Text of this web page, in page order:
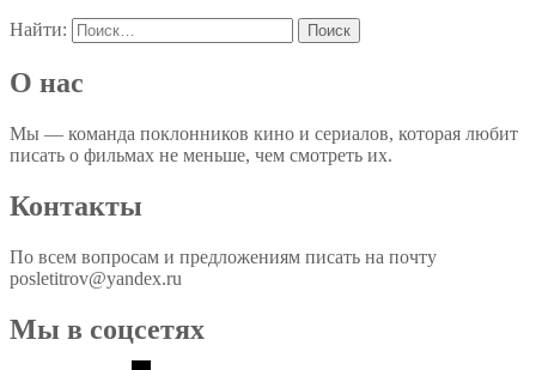
Найти:
О нас
Мы — команда поклонников кино и сериалов, которая любит
писать о фильмах не меньше, чем смотреть их.
Контакты
По всем вопросам и предложениям писать на почту
posletitrov@yandex.ru
Мы в соцсетях